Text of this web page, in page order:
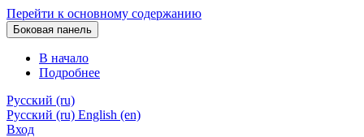
Перейти к основному содержанию
Боковая панель
В начало
Подробнее
Русский ‎(ru)‎
Русский ‎(ru)‎ English ‎(en)‎
Вход